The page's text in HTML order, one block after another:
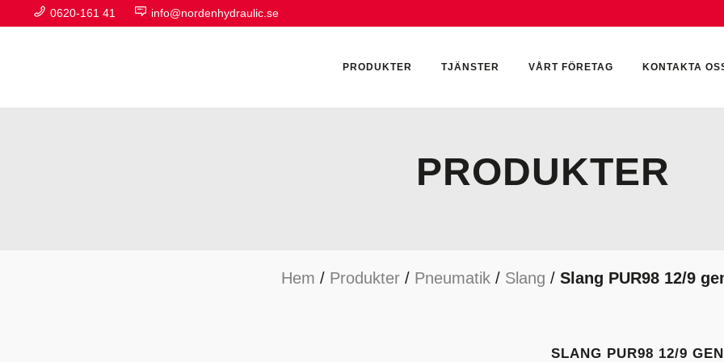
0620-161 41 info@nordenhydraulic.se
PRODUKTER
HYDRAULIKTILLBEHÖR HYDRAULMOTORER
TJÄNSTER VÅRT FÖRETAG KONTAKTA
PRODUKTER
Hem / Produkter / Pneumatik / Slang / Slang PUR98 12/9
SLANG PUR98 12/9